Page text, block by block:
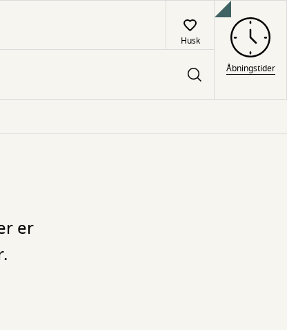
Husk
Åbningstider
er